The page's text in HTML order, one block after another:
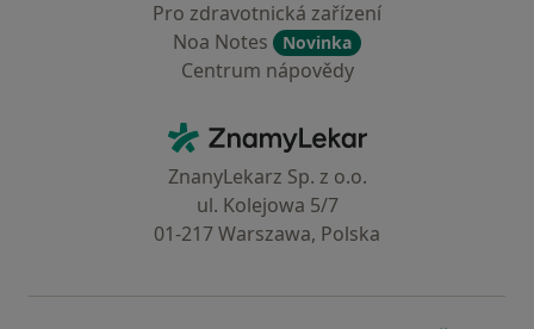
Pro zdravotnická zařízení
Noa Notes
Novinka
Centrum nápovědy
ZnamyLekar - Hlavní stránka
ZnanyLekarz Sp. z o.o.
ul. Kolejowa 5/7
01-217 Warszawa, Polska